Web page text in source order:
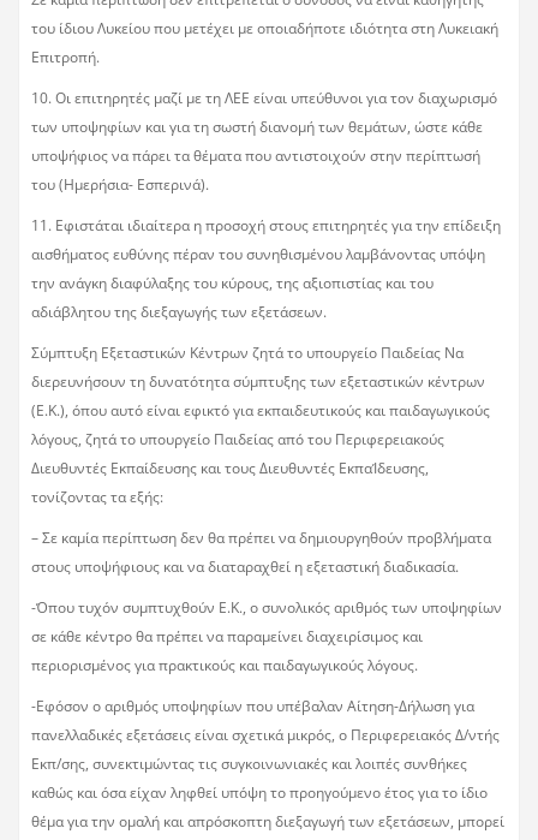
του ίδιου Λυκείου που μετέχει με οποιαδήποτε ιδιότητα στη Λυκειακή
Επιτροπή.
10. Οι επιτηρητές μαζί με τη ΛΕΕ είναι υπεύθυνοι για τον διαχωρισμό
των υποψηφίων και για τη σωστή διανομή των θεμάτων, ώστε κάθε
υποψήφιος να πάρει τα θέματα που αντιστοιχούν στην περίπτωσή
του (Ημερήσια- Εσπερινά).
11. Εφιστάται ιδιαίτερα η προσοχή στους επιτηρητές για την επίδειξη
αισθήματος ευθύνης πέραν του συνηθισμένου λαμβάνοντας υπόψη
την ανάγκη διαφύλαξης του κύρους, της αξιοπιστίας και του
αδιάβλητου της διεξαγωγής των εξετάσεων.
Σύμπτυξη Εξεταστικών Κέντρων ζητά το υπουργείο Παιδείας Να
διερευνήσουν τη δυνατότητα σύμπτυξης των εξεταστικών κέντρων
(Ε.Κ.), όπου αυτό είναι εφικτό για εκπαιδευτικούς και παιδαγωγικούς
λόγους, ζητά το υπουργείο Παιδείας από του Περιφερειακούς
Διευθυντές Εκπαίδευσης και τους Διευθυντές ΕκπαΊδευσης,
τονίζοντας τα εξής:
– Σε καμία περίπτωση δεν θα πρέπει να δημιουργηθούν προβλήματα
στους υποψήφιους και να διαταραχθεί η εξεταστική διαδικασία.
-Όπου τυχόν συμπτυχθούν Ε.Κ., ο συνολικός αριθμός των υποψηφίων
σε κάθε κέντρο θα πρέπει να παραμείνει διαχειρίσιμος και
περιορισμένος για πρακτικούς και παιδαγωγικούς λόγους.
-Εφόσον ο αριθμός υποψηφίων που υπέβαλαν Αίτηση-Δήλωση για
πανελλαδικές εξετάσεις είναι σχετικά μικρός, ο Περιφερειακός Δ/ντής
Εκπ/σης, συνεκτιμώντας τις συγκοινωνιακές και λοιπές συνθήκες
καθώς και όσα είχαν ληφθεί υπόψη το προηγούμενο έτος για το ίδιο
θέμα για την ομαλή και απρόσκοπτη διεξαγωγή των εξετάσεων, μπορεί